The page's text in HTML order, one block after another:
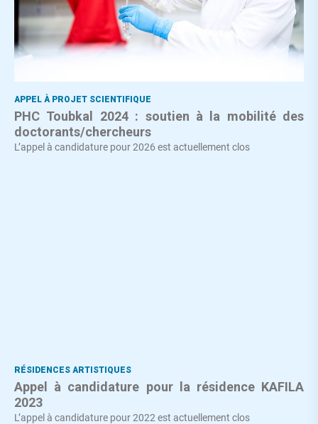
APPEL À PROJET SCIENTIFIQUE
PHC Toubkal 2024 : soutien à la mobilité des
doctorants/chercheurs
L’appel à candidature pour 2026 est actuellement clos
RÉSIDENCES ARTISTIQUES
Appel à candidature pour la résidence KAFILA
2023
L’appel à candidature pour 2022 est actuellement clos